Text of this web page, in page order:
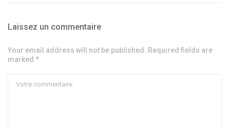
Laissez un commentaire
Your email address will not be published. Required fields are
marked *